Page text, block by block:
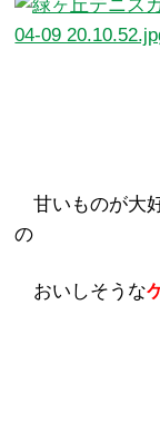
甘いものが大
の
おいしそうな